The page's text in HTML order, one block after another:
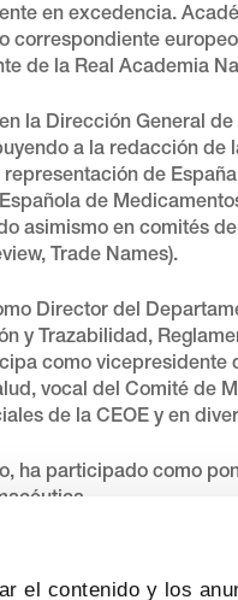
el contenido y los
en excedencia.
correspondiente
de la Real Academia
la Dirección General
a la redacción de
de
de
asimismo en comités
Trade Names).
Director del
y Trazabilidad,
como vicepresidente
vocal del Comité de
de la CEOE y en
ha participado como